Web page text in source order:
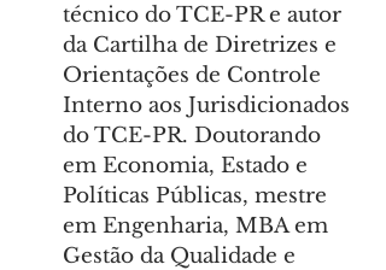
técnico do TCE-PR e autor
da Cartilha de Diretrizes e
Orientações de Controle
Interno aos Jurisdicionados
do TCE-PR. Doutorando
em Economia, Estado e
Políticas Públicas, mestre
em Engenharia, MBA em
Gestão da Qualidade e